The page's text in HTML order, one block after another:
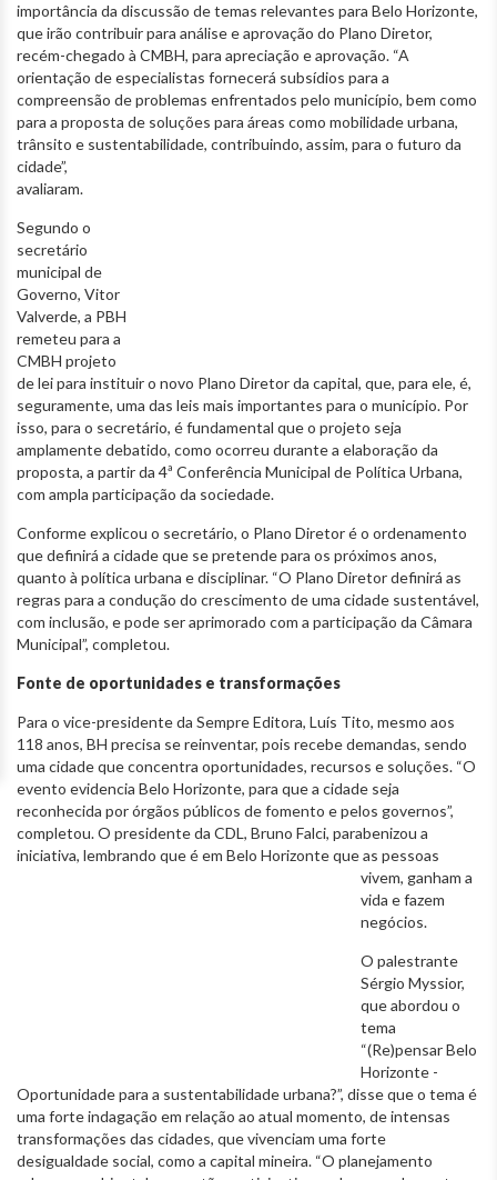
importância da discussão de temas relevantes para Belo Horizonte,
que irão contribuir para análise e aprovação do Plano Diretor,
recém-chegado à CMBH, para apreciação e aprovação. “A
orientação de especialistas fornecerá subsídios para a
compreensão de problemas enfrentados pelo município, bem como
para a proposta de soluções para áreas como mobilidade urbana,
trânsito e sustentabilidade, contribuindo, assim, para o futuro da
cidade”,
avaliaram.
Segundo o
secretário
municipal de
Governo, Vitor
Valverde, a PBH
remeteu para a
CMBH projeto
de lei para instituir o novo Plano Diretor da capital, que, para ele, é,
seguramente, uma das leis mais importantes para o município. Por
isso, para o secretário, é fundamental que o projeto seja
amplamente debatido, como ocorreu durante a elaboração da
proposta, a partir da 4ª Conferência Municipal de Política Urbana,
com ampla participação da sociedade.
Conforme explicou o secretário, o Plano Diretor é o ordenamento
que definirá a cidade que se pretende para os próximos anos,
quanto à política urbana e disciplinar. “O Plano Diretor definirá as
regras para a condução do crescimento de uma cidade sustentável,
com inclusão, e pode ser aprimorado com a participação da Câmara
Municipal”, completou.
Fonte de oportunidades e transformações
Para o vice-presidente da Sempre Editora, Luís Tito, mesmo aos
118 anos, BH precisa se reinventar, pois recebe demandas, sendo
uma cidade que concentra oportunidades, recursos e soluções. “O
evento evidencia Belo Horizonte, para que a cidade seja
reconhecida por órgãos públicos de fomento e pelos governos”,
completou. O presidente da CDL, Bruno Falci, parabenizou a
iniciativa, lembrando que é em Belo Horizonte que as pessoas
vivem, ganham a
vida e fazem
negócios.
O palestrante
Sérgio Myssior,
que abordou o
tema
“(Re)pensar Belo
Horizonte -
Oportunidade para a sustentabilidade urbana?”, disse que o tema é
uma forte indagação em relação ao atual momento, de intensas
transformações das cidades, que vivenciam uma forte
desigualdade social, como a capital mineira. “O planejamento